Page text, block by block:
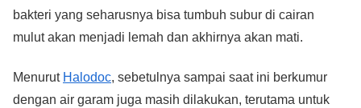
bakteri yang seharusnya bisa tumbuh subur di cairan
mulut akan menjadi lemah dan akhirnya akan mati.
Menurut Halodoc, sebetulnya sampai saat ini berkumur
dengan air garam juga masih dilakukan, terutama untuk